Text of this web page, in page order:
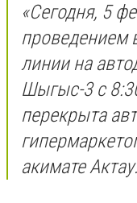
«Сегодня, 5
проведением
линии на
Шыгыс-3 с
перекрыта
акимате Актау.